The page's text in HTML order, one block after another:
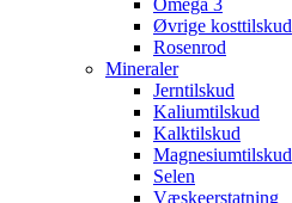
Omega 3
Øvrige kosttilskud
Rosenrod
Mineraler
Jerntilskud
Kaliumtilskud
Kalktilskud
Magnesiumtilskud
Selen
Væskeerstatning